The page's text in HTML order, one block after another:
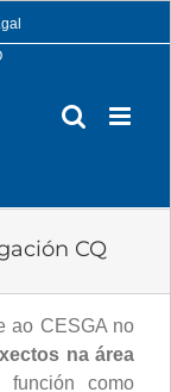
CQ
ao CESGA no
na área
como